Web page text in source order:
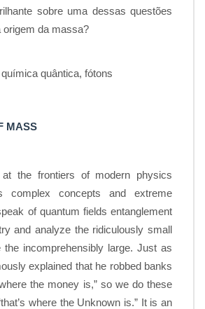
sobre uma dessas questões
origem da massa?
quântica, fótons
MASS
the frontiers of modern physics
complex concepts and extreme
of quantum fields entanglement
and analyze the ridiculously small
the incomprehensibly large. Just as
explained that he robbed banks
where the money is,” so we do these
where the Unknown is.” It is an